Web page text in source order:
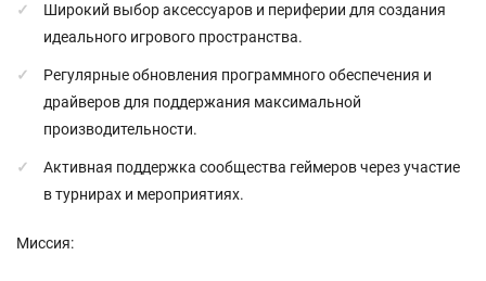
Широкий выбор аксессуаров и периферии для создания
идеального игрового пространства.
Регулярные обновления программного обеспечения и
драйверов для поддержания максимальной
производительности.
Активная поддержка сообщества геймеров через участие
в турнирах и мероприятиях.
Миссия: